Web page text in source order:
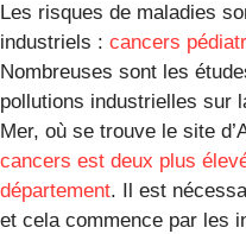
Les risques de maladies
industriels : cancers
Nombreuses sont les
pollutions industrielles sur
Mer, où se trouve le site
cancers est deux plus
département. Il est
et cela commence par les